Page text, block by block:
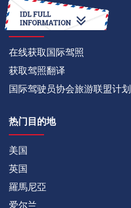
如何
在线获取国际驾照
获取驾照翻译
国际驾驶员协会旅游联盟计划
热门目的地
美国
英国
羅馬尼亞
爱尔兰